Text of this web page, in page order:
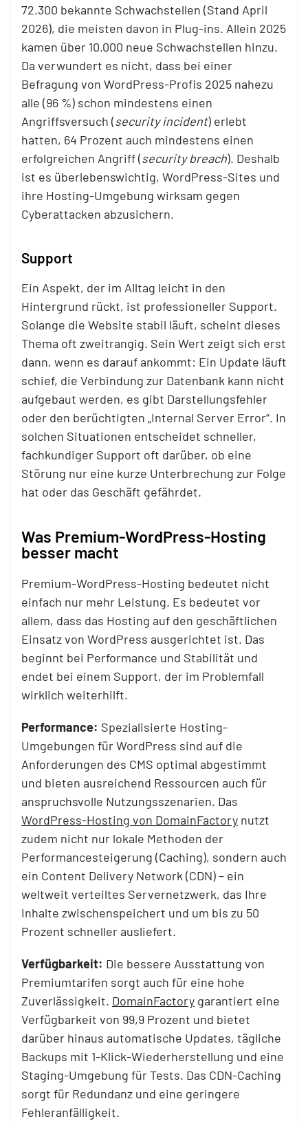
72.300 bekannte Schwachstellen (Stand April
2026), die meisten davon in Plug-ins. Allein 2025
kamen über 10.000 neue Schwachstellen hinzu.
Da verwundert es nicht, dass bei einer
Befragung von WordPress-Profis 2025 nahezu
alle (96 %) schon mindestens einen
Angriffsversuch (security incident) erlebt
hatten, 64 Prozent auch mindestens einen
erfolgreichen Angriff (security breach). Deshalb
ist es überlebenswichtig, WordPress-Sites und
ihre Hosting-Umgebung wirksam gegen
Cyberattacken abzusichern.
Support
Ein Aspekt, der im Alltag leicht in den
Hintergrund rückt, ist professioneller Support.
Solange die Website stabil läuft, scheint dieses
Thema oft zweitrangig. Sein Wert zeigt sich erst
dann, wenn es darauf ankommt: Ein Update läuft
schief, die Verbindung zur Datenbank kann nicht
aufgebaut werden, es gibt Darstellungsfehler
oder den berüchtigten „Internal Server Error“. In
solchen Situationen entscheidet schneller,
fachkundiger Support oft darüber, ob eine
Störung nur eine kurze Unterbrechung zur Folge
hat oder das Geschäft gefährdet.
Was Premium-WordPress-Hosting
besser macht
Premium-WordPress-Hosting bedeutet nicht
einfach nur mehr Leistung. Es bedeutet vor
allem, dass das Hosting auf den geschäftlichen
Einsatz von WordPress ausgerichtet ist. Das
beginnt bei Performance und Stabilität und
endet bei einem Support, der im Problemfall
wirklich weiterhilft.
Performance: Spezialisierte Hosting-
Umgebungen für WordPress sind auf die
Anforderungen des CMS optimal abgestimmt
und bieten ausreichend Ressourcen auch für
anspruchsvolle Nutzungsszenarien. Das
WordPress-Hosting von DomainFactory nutzt
zudem nicht nur lokale Methoden der
Performancesteigerung (Caching), sondern auch
ein Content Delivery Network (CDN) – ein
weltweit verteiltes Servernetzwerk, das Ihre
Inhalte zwischenspeichert und um bis zu 50
Prozent schneller ausliefert.
Verfügbarkeit: Die bessere Ausstattung von
Premiumtarifen sorgt auch für eine hohe
Zuverlässigkeit. DomainFactory garantiert eine
Verfügbarkeit von 99,9 Prozent und bietet
darüber hinaus automatische Updates, tägliche
Backups mit 1-Klick-Wiederherstellung und eine
Staging-Umgebung für Tests. Das CDN-Caching
sorgt für Redundanz und eine geringere
Fehleranfälligkeit.